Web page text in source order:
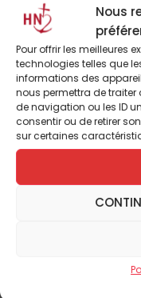
Nous
Pour offrir les meilleures
technologies telles que
informations des
nous permettra de
de navigation ou les ID
consentir ou de retirer
sur certaines
entendre ! Pour
des micros-